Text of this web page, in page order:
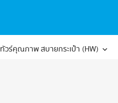
ทัวร์คุณภาพ สบายกระเป๋า (HW)